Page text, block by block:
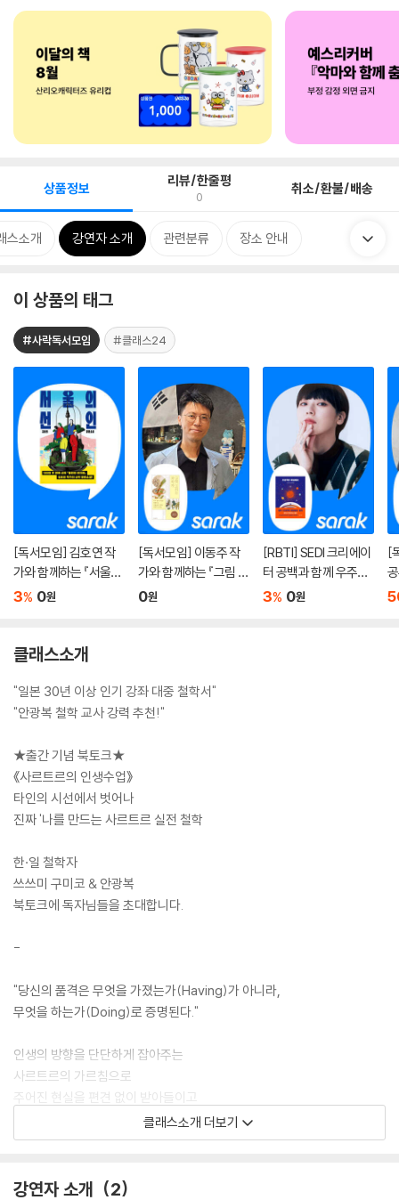
상품정보 리뷰/한줄평
0 취소/환불/배송
스소개 강연자 소개 관련분류 장소 안내
이 상품의 태그
#사락독서모임 #클래스24
[독서모임] 김호연 작
가와 함께하는 『서울의
선인』 북토크
3% 0원
[독서모임] 이동주 작
가와 함께하는 『그림 그
리는 과학자』 읽기
0원
[RBTI] SEDI 크리에이
터 공백과 함께 우주로
떠나요
3% 0원
[
클래스소개
"일본 30년 이상 인기 강좌 대중 철학서"
"안광복 철학 교사 강력 추천!"
★출간 기념 북토크★
《사르트르의 인생수업》
타인의 시선에서 벗어나
진짜 '나를 만드는 사르트르 실전 철학
한·일 철학자
쓰쓰미 구미코 & 안광복
북토크에 독자님들을 초대합니다.
-
"당신의 품격은 무엇을 가졌는가(Having)가 아니라,
무엇을 하는가(Doing)로 증명된다."
인생의 방향을 단단하게 잡아주는
사르트르의 가르침으로
주어진 현실을 편견 없이 받아들이고
한·일 철학자와 함께 확인해보세요.
클래스소개 더보기
강연자 소개 2